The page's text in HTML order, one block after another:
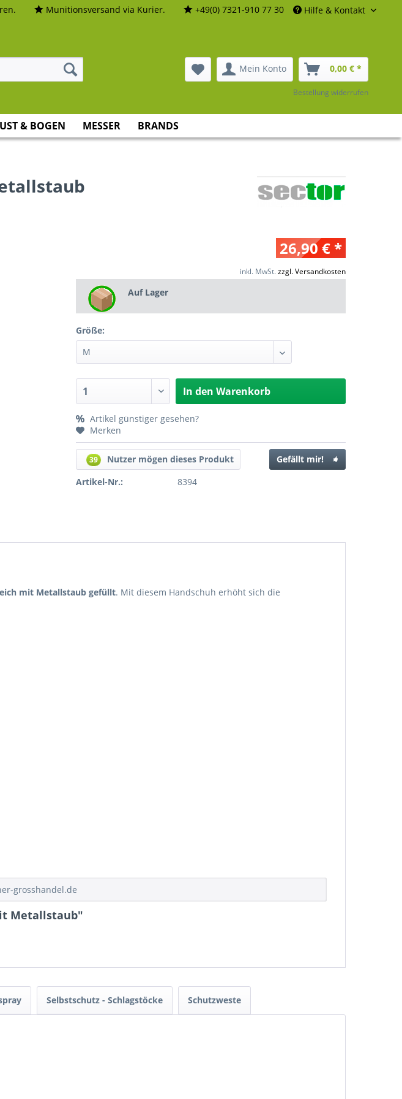
Hilfe & Kontakt
Munitionsversand via Kurier. +49(0) 7321-910 77 30
Mein Konto 0,00 € *
Bestellung widerrufen
& BOGEN MESSER BRANDS
26,90 € *
inkl. MwSt.zzgl. Versandkosten
Auf Lager
Größe:
In den Warenkorb
Artikel günstiger gesehen?
Merken
39 Nutzer mögen dieses Produkt
Gefällt mir!
Artikel-Nr.:
8394
mit Metallstaub gefüllt. Mit diesem Handschuh erhöht sich die
grosshandel.de
Metallstaub"
Selbstschutz - Schlagstöcke Schutzweste